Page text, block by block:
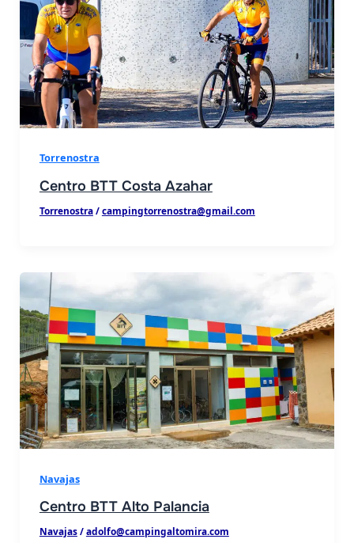
Torrenostra
Centro BTT Costa Azahar
Torrenostra/campingtorrenostra@gmail.com
Navajas
Centro BTT Alto Palancia
Navajas/adolfo@campingaltomira.com